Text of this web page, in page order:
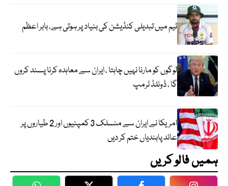
ٹیم میں تبدیلی کنڈیشن کی بنیاد پر ہوتی ہے، بابر اعظم
لوگوں کو مارنا نہیں چاہتا ، ایران سے معاہدہ کرنا پسند کروں
گا ، ڈونلڈ ٹرمپ
امریکا نے ایران سے منسلک 3 کمپنیوں اور 2 طیاروں پر
عائد پابندیاں ختم کر دیں
ہمیں فالو کریں